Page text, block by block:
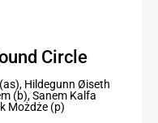
Circle
Hildegunn Øiseth
(b), Sanem Kalfa
Możdże (p)